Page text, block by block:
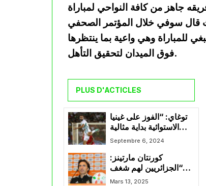
جاهز من كافة النواحي لمباراة
قال سوفي خلال المؤتمر الصحفي
للمباراة وهي واعية بما ينتظرها
فوق الميدان لتحقيق التأهل.
PLUS D'ACTICLES
توغاي: “الفوز على غينيا
الاستوائية بداية مثالية
للتصفيات”
Septembre 6, 2024
كورنتان مارتينز:
“الجزائريين لهم شغف
بكرة القدم لكن هناك
Mars 13, 2025